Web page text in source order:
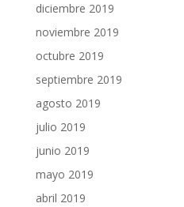
diciembre 2019
noviembre 2019
octubre 2019
septiembre 2019
agosto 2019
julio 2019
junio 2019
mayo 2019
abril 2019